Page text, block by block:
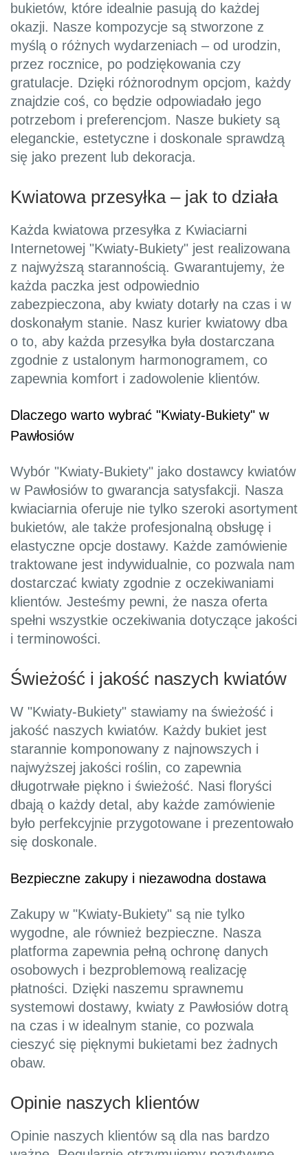
bukietów, które idealnie pasują do każdej
okazji. Nasze kompozycje są stworzone z
myślą o różnych wydarzeniach – od urodzin,
przez rocznice, po podziękowania czy
gratulacje. Dzięki różnorodnym opcjom, każdy
znajdzie coś, co będzie odpowiadało jego
potrzebom i preferencjom. Nasze bukiety są
eleganckie, estetyczne i doskonale sprawdzą
się jako prezent lub dekoracja.
Kwiatowa przesyłka – jak to działa
Każda kwiatowa przesyłka z Kwiaciarni
Internetowej "Kwiaty-Bukiety" jest realizowana
z najwyższą starannością. Gwarantujemy, że
każda paczka jest odpowiednio
zabezpieczona, aby kwiaty dotarły na czas i w
doskonałym stanie. Nasz kurier kwiatowy dba
o to, aby każda przesyłka była dostarczana
zgodnie z ustalonym harmonogramem, co
zapewnia komfort i zadowolenie klientów.
Dlaczego warto wybrać "Kwiaty-Bukiety" w
Pawłosiów
Wybór "Kwiaty-Bukiety" jako dostawcy kwiatów
w Pawłosiów to gwarancja satysfakcji. Nasza
kwiaciarnia oferuje nie tylko szeroki asortyment
bukietów, ale także profesjonalną obsługę i
elastyczne opcje dostawy. Każde zamówienie
traktowane jest indywidualnie, co pozwala nam
dostarczać kwiaty zgodnie z oczekiwaniami
klientów. Jesteśmy pewni, że nasza oferta
spełni wszystkie oczekiwania dotyczące jakości
i terminowości.
Świeżość i jakość naszych kwiatów
W "Kwiaty-Bukiety" stawiamy na świeżość i
jakość naszych kwiatów. Każdy bukiet jest
starannie komponowany z najnowszych i
najwyższej jakości roślin, co zapewnia
długotrwałe piękno i świeżość. Nasi floryści
dbają o każdy detal, aby każde zamówienie
było perfekcyjnie przygotowane i prezentowało
się doskonale.
Bezpieczne zakupy i niezawodna dostawa
Zakupy w "Kwiaty-Bukiety" są nie tylko
wygodne, ale również bezpieczne. Nasza
platforma zapewnia pełną ochronę danych
osobowych i bezproblemową realizację
płatności. Dzięki naszemu sprawnemu
systemowi dostawy, kwiaty z Pawłosiów dotrą
na czas i w idealnym stanie, co pozwala
cieszyć się pięknymi bukietami bez żadnych
obaw.
Opinie naszych klientów
Opinie naszych klientów są dla nas bardzo